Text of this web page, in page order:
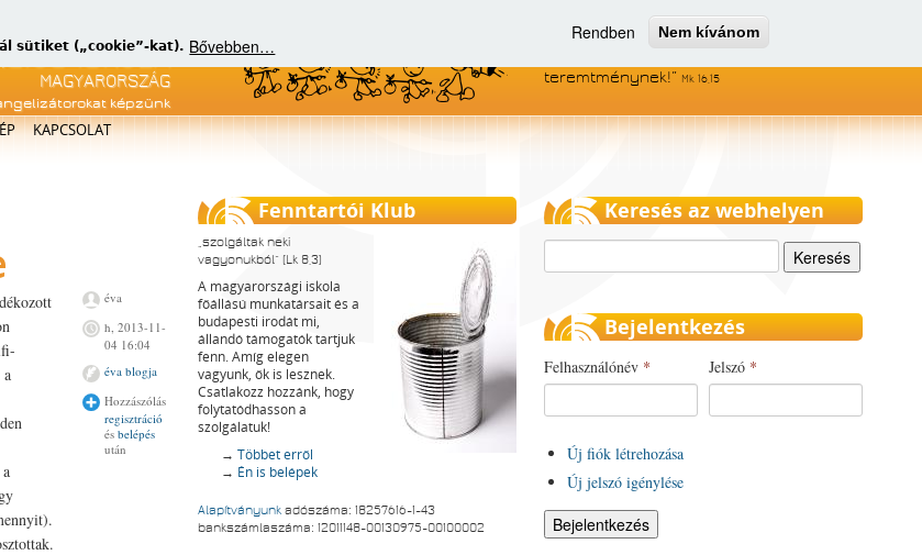
sütiket („cookie”-kat). Bővebben…
Rendben Nem kívánom
képzünk
Menjetek el az egész világra, és
teremtménynek!
Mk 16,15
KAPCSOLAT
éva
h, 2013-11-
04 16:04
éva blogja
Hozzászólás
regisztráció
és belépés
után
Fenntartói Klub
szolgáltak neki
vagyonukból
(Lk 8,3)
A magyarországi iskola
főállású munkatársait és a
budapesti irodát mi,
állandó támogatók tartjuk
fenn. Amíg elegen
vagyunk, ők is lesznek.
Csatlakozz hozzánk, hogy
folytatódhasson a
szolgálatuk!
→ Többet erről
→ Én is belépek
Alapítványunk adószáma: 18257616-1-43
bankszámlaszáma: 12011148-00130975-00100002
Keresés az webhelyen
Bejelentkezés
Felhasználónév * Jelszó *
Új fiók létrehozása
Új jelszó igénylése